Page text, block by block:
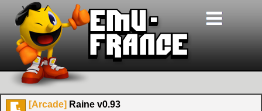
[Arcade] Raine v0.93